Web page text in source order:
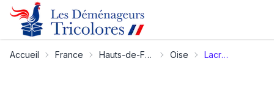
Accueil France Hauts-de-France Oise Lacroix-Saint-Ouen